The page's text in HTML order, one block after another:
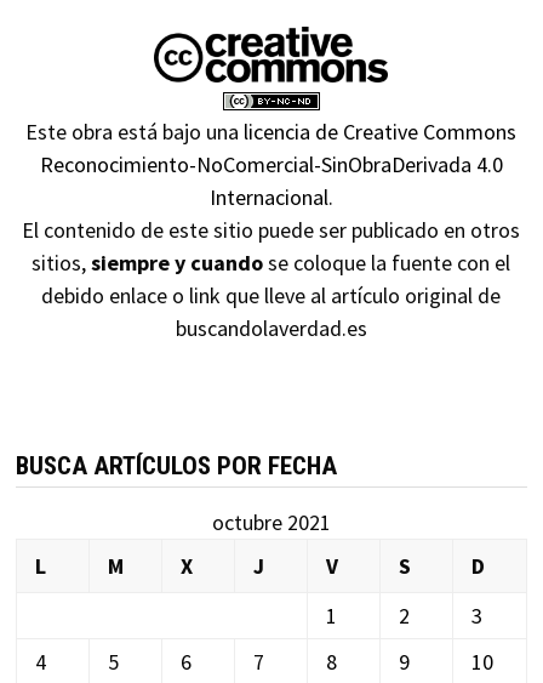
Este obra está bajo una licencia de Creative Commons
Reconocimiento-NoComercial-SinObraDerivada 4.0
Internacional.
El contenido de este sitio puede ser publicado en otros
sitios,siempre y cuandose coloque la fuente con el
debido enlace o link que lleve al artículo original de
buscandolaverdad.es
BUSCA ARTÍCULOS POR FECHA
octubre 2021
L
M X J V S
D
1
2
3
4
5 6 7 8 9 10